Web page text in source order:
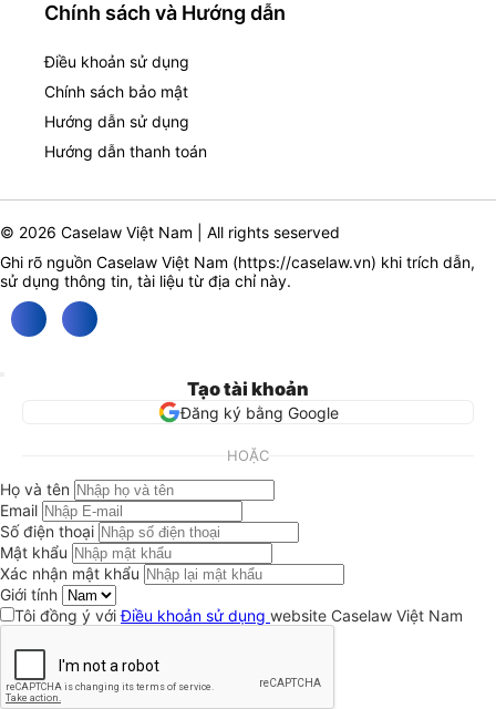
Chính sách và Hướng dẫn
Điều khoản sử dụng
Chính sách bảo mật
Hướng dẫn sử dụng
Hướng dẫn thanh toán
© 2026 Caselaw Việt Nam | All rights seserved
Ghi rõ nguồn Caselaw Việt Nam (https://caselaw.vn) khi trích dẫn,
sử dụng thông tin, tài liệu từ địa chỉ này.
Tạo tài khoản
Đăng ký bằng Google
HOẶC
Họ và tên
Email
Số điện thoại
Mật khẩu
Xác nhận mật khẩu
Giới tính
Tôi đồng ý vớiĐiều khoản sử dụng website Caselaw Việt Nam